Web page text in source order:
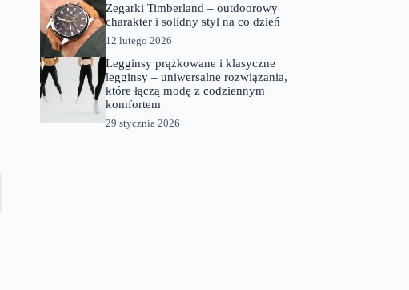
Zegarki Timberland – outdoorowy
charakter i solidny styl na co dzień
12 lutego 2026
Legginsy prążkowane i klasyczne
legginsy – uniwersalne rozwiązania,
które łączą modę z codziennym
komfortem
29 stycznia 2026